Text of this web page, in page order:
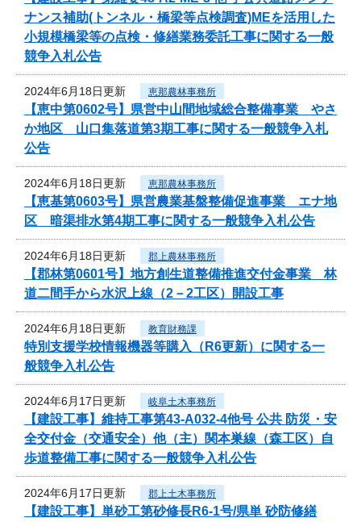
ナンス補助(トンネル・橋梁等点検調査)MEを活用した
小規模橋梁等の点検・修繕業務委託工事に関する一般
競争入札公告
2024年6月18日更新 恵那農林事務所
【恵中第0602号】県営中山間地域総合整備事業 やさ
か地区 山口集落道第3期工事に関する一般競争入札
公告
2024年6月18日更新 恵那農林事務所
【恵基第0603号】県営農業基盤整備促進事業 エナ地
区 暗渠排水第4期工事に関する一般競争入札公告
2024年6月18日更新 郡上農林事務所
【郡林第0601号】地方創生道整備推進交付金事業 林
道二間手から水沢上線（2－2工区）開設工事
2024年6月18日更新 教育財務課
特別支援学校情報機器等購入（R6更新）に関する一
般競争入札公告
2024年6月17日更新 岐阜土木事務所
【建設工事】維持工事第43-A032-4他号 公共 防災・安
全交付金（交通安全）他（主）関本巣線（森工区）自
歩道整備工事に関する一般競争入札公告
2024年6月17日更新 郡上土木事務所
【建設工事】単砂工第砂修長R6-1号/県単 砂防修繕